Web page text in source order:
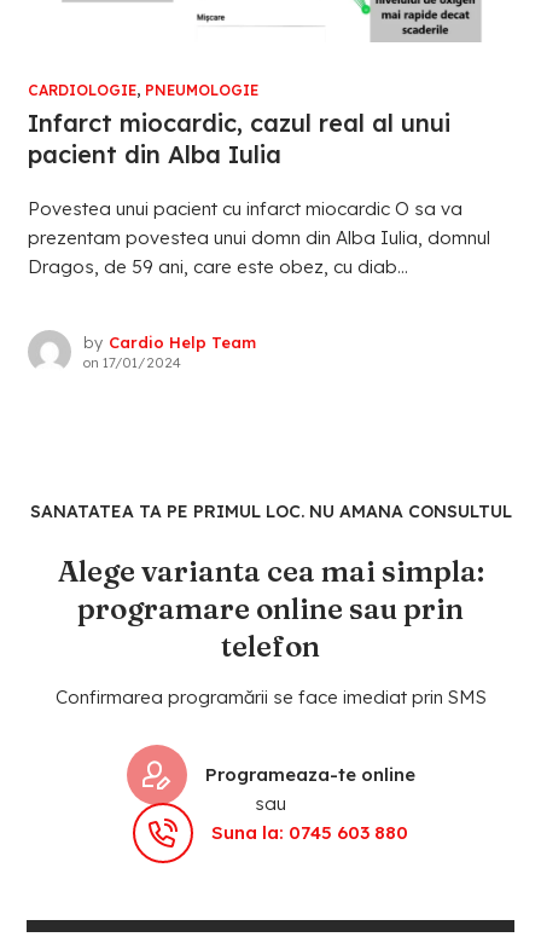
CARDIOLOGIE, PNEUMOLOGIE
Infarct miocardic, cazul real al unui
pacient din Alba Iulia
Povestea unui pacient cu infarct miocardic O sa va
prezentam povestea unui domn din Alba Iulia, domnul
Dragos, de 59 ani, care este obez, cu diab...
by Cardio Help Team
on 17/01/2024
SANATATEA TA PE PRIMUL LOC. NU AMANA CONSULTUL
Alege varianta cea mai simpla:
programare online sau prin
telefon
Confirmarea programării se face imediat prin SMS
Programeaza-te online
sau
Suna la: 0745 603 880